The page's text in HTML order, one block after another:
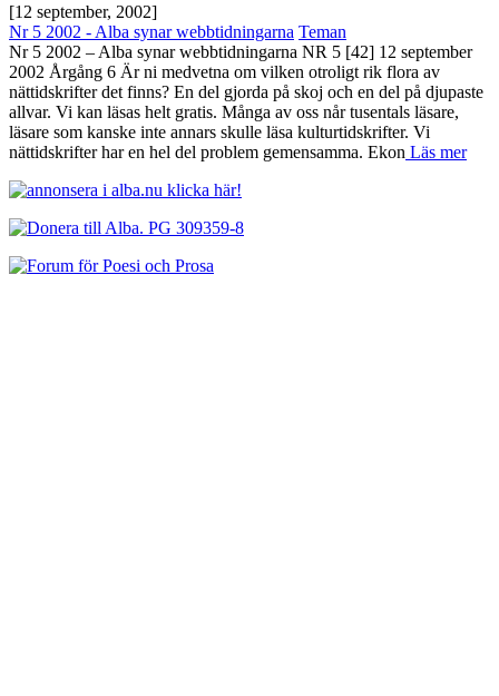
[12 september, 2002]
Nr 5 2002 - Alba synar webbtidningarna Teman
Nr 5 2002 – Alba synar webbtidningarna NR 5 [42] 12 september
2002 Årgång 6 Är ni medvetna om vilken otroligt rik flora av
nättidskrifter det finns? En del gjorda på skoj och en del på djupaste
allvar. Vi kan läsas helt gratis. Många av oss når tusentals läsare,
läsare som kanske inte annars skulle läsa kulturtidskrifter. Vi
nättidskrifter har en hel del problem gemensamma. Ekon Läs mer